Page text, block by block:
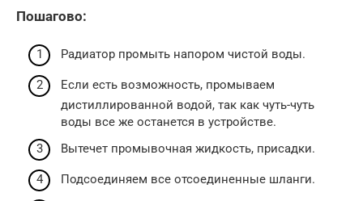
Пошагово:
Радиатор промыть напором чистой воды.
Если есть возможность, промываем
дистиллированной водой, так как чуть-чуть
воды все же останется в устройстве.
Вытечет промывочная жидкость, присадки.
Подсоединяем все отсоединенные шланги.